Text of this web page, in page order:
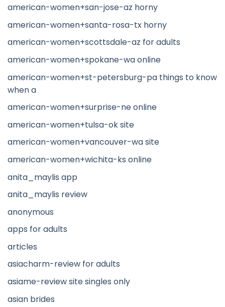
american-women+san-jose-az horny
american-women+santa-rosa-tx horny
american-women+scottsdale-az for adults
american-women+spokane-wa online
american-women+st-petersburg-pa things to know
when a
american-women+surprise-ne online
american-women+tulsa-ok site
american-women+vancouver-wa site
american-women+wichita-ks online
anita_maylis app
anita_maylis review
anonymous
apps for adults
articles
asiacharm-review for adults
asiame-review site singles only
asian brides